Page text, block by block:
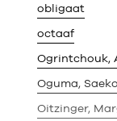
obligaat
octaaf
Oguma, Saeko